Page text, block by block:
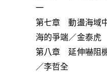
一
第七章 動盪海域
海的爭端／金泰虎
第八章 延伸嚇阻
／李哲全